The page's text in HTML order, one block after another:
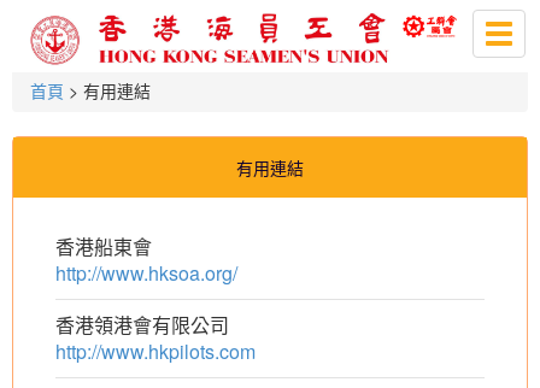
首頁 > 有用連結
有用連結
香港船東會
http://www.hksoa.org/
香港領港會有限公司
http://www.hkpilots.com